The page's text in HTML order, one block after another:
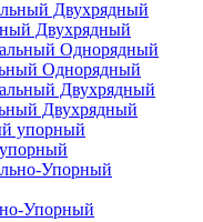
Двухрядный
Однорядный
Двухрядный
Упорный